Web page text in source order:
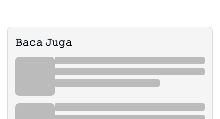
𝙱𝚊𝚌𝚊 𝙹𝚞𝚐𝚊